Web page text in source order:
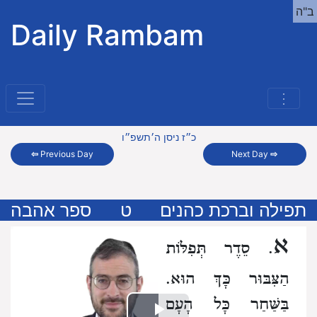
Daily Rambam
⋮
ב"ה
⇦ Previous Day
כ״ז ניסן ה׳תשפ״ו
Next Day⇨
תפילה וברכת כהנים ט ספר אהבה
א. סֵדֶר תְּפִלּוֹת
הַצִּבּוּר כָּךְ הוּא.
בַּשַּׁחַר כָּל הָעָם